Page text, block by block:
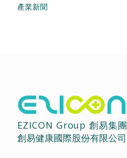
產業新聞
EZICON Group 創易集團
創易健康國際股份有限公司